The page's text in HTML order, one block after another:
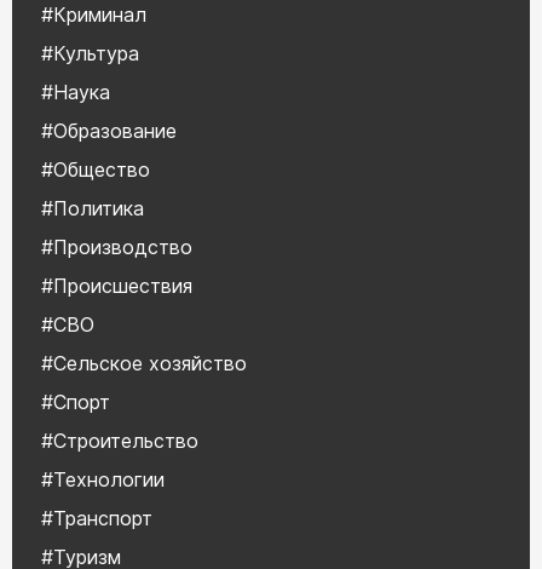
#Криминал
#Культура
#Наука
#Образование
#Общество
#Политика
#Производство
#Происшествия
#СВО
#Сельское хозяйство
#Спорт
#Строительство
#Технологии
#Транспорт
#Туризм